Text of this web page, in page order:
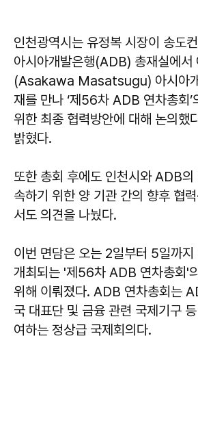
인천광역시는 유정복 시장이 송도
아시아개발은행(ADB) 총재실에서
(Asakawa Masatsugu) 아시아
재를 만나 ‘제56차 ADB 연차총회’
위한 최종 협력방안에 대해 논의했
밝혔다.
또한 총회 후에도 인천시와 ADB의
속하기 위한 양 기관 간의 향후 협
서도 의견을 나눴다.
이번 면담은 오는 2일부터 5일까
개최되는 '제56차 ADB 연차총회'
위해 이뤄졌다. ADB 연차총회는
국 대표단 및 금융 관련 국제기구
여하는 정상급 국제회의다.